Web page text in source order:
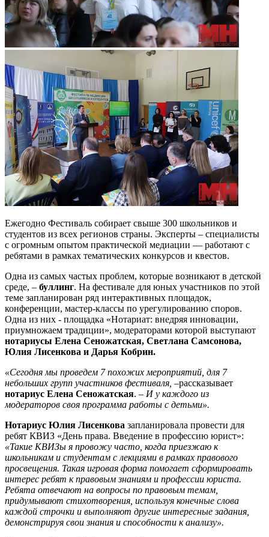
Ежегодно Фестиваль собирает свыше 300 школьников и
студентов из всех регионов страны. Эксперты – специалисты
с огромным опытом практической медиации — работают с
ребятами в рамках тематических конкурсов и квестов.
Одна из самых частых проблем, которые возникают в детской
среде, – буллинг. На фестивале для юных участников по этой
теме запланирован ряд интерактивных площадок,
конференции, мастер-классы по урегулированию споров.
Одна из них - площадка «Нотариат: внедряя инновации,
приумножаем традиции», модераторами которой выступают
нотариусы Елена Сеножатская, Светлана Самсонова,
Юлия Лисенкова и Дарья Кобрин.
«Сегодня мы проведем 7 похожих мероприятий, для 7
небольших групп участников фестиваля, –рассказывает
нотариус Елена Сеножатская. – И у каждого из
модераторов своя программа работы с детьми».
Нотариус Юлия Лисенкова запланировала провести для
ребят КВИЗ «День права. Введение в профессию юрист»:
«Такие КВИЗы я провожу часто, когда приезжаю к
школьникам и студентам с лекциями в рамках правового
просвещения. Такая игровая форма помогает сформировать
интерес ребят к правовым знаниям и профессии юриста.
Ребята отвечают на вопросы по правовым темам,
придумывают стихотворения, используя конечные слова
каждой строчки и выполняют другие интересные задания,
демонстрируя свои знания и способности к анализу».